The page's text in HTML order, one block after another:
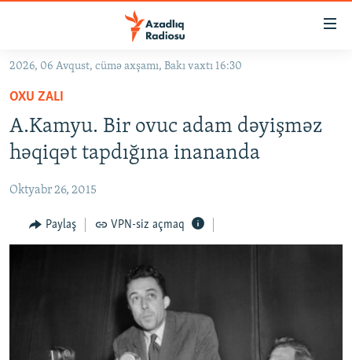
Əsas
qayıt
Əsas
naviqasiyaya
qayıt
Axtarışa
KORRUPSIOMETR
#ƏSLINDƏ
FƏRQƏ BAX
QANUNI DOĞRU
2026, 06 Avqust, cümə axşamı, Bakı vaxtı 16:30
OXU ZALI
A.Kamyu. Bir ovuc adam dəyişməz
həqiqət tapdığına inananda
Oktyabr 26, 2015
Paylaş VPN-siz açmaq